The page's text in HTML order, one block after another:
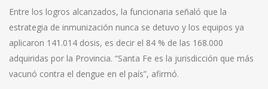
Entre los logros alcanzados, la funcionaria señaló que la
estrategia de inmunización nunca se detuvo y los equipos ya
aplicaron 141.014 dosis, es decir el 84 % de las 168.000
adquiridas por la Provincia. “Santa Fe es la jurisdicción que más
vacunó contra el dengue en el país”, afirmó.